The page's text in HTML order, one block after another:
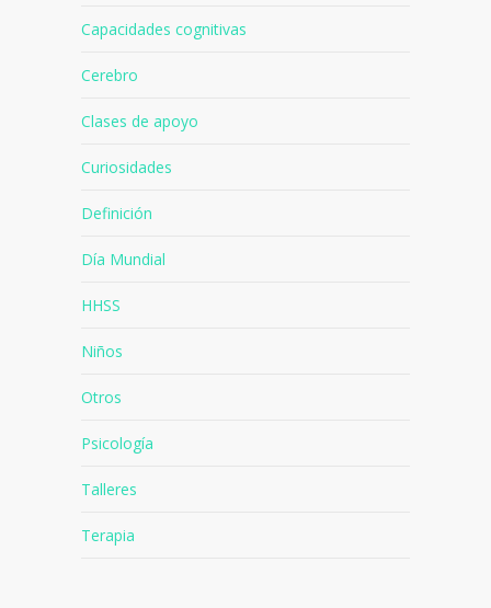
Capacidades cognitivas
Cerebro
Clases de apoyo
Curiosidades
Definición
Día Mundial
HHSS
Niños
Otros
Psicología
Talleres
Terapia